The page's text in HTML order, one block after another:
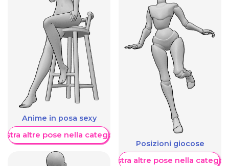
Anime in posa sexy
altre pose nella categoria
Posizioni giocose
Mostra altre pose nella